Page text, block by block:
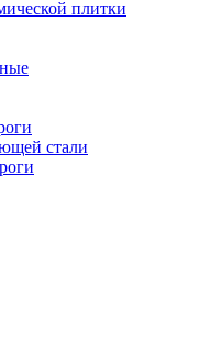
плитки
стали